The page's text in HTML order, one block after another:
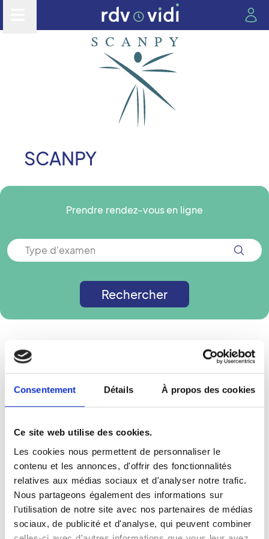
Consentement Détails À propos des cookies
Ce site web utilise des cookies.
Les cookies nous permettent de personnaliser le
contenu et les annonces, d'offrir des fonctionnalités
relatives aux médias sociaux et d'analyser notre trafic.
Nous partageons également des informations sur
l'utilisation de notre site avec nos partenaires de médias
sociaux, de publicité et d'analyse, qui peuvent combiner
SCANPY
Prendre rendez-vous en ligne
Type d'examen
Rechercher
Chèques acceptés
Cartes bancaires acceptées
Autres informations
Carte vitale acceptée